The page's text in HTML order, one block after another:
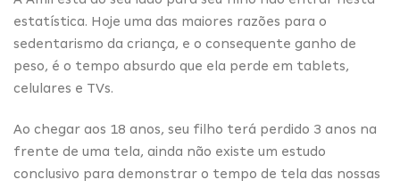
estatística. Hoje uma das maiores razões para o
sedentarismo da criança, e o consequente ganho de
peso, é o tempo absurdo que ela perde em tablets,
celulares e TVs.
Ao chegar aos 18 anos, seu filho terá perdido 3 anos na
frente de uma tela, ainda não existe um estudo
conclusivo para demonstrar o tempo de tela das nossas